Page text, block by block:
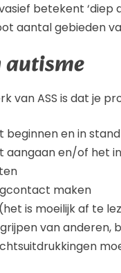
betekent
aantal gebieden
van ASS is dat je
beginnen en in
en/of het
maken
is moeilijk af te
van anderen,